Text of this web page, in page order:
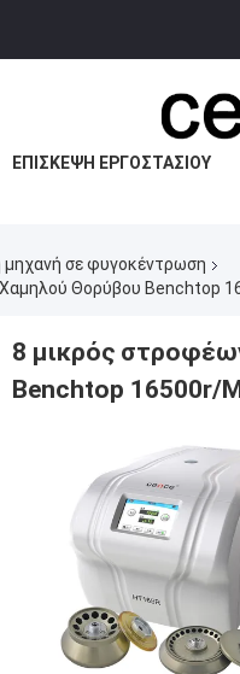
ΕΠΙΣΚΕΨΉ ΕΡΓΟΣΤΑΣΊΟΥ
σε φυγοκέντρωση
Θορύβου Benchtop
8 μικρός
Benchtop 16500r/